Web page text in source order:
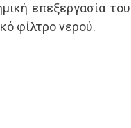
επεξεργασία του
φίλτρο νερού.